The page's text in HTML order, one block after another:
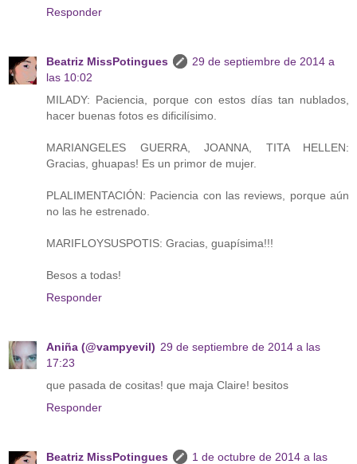
Responder
Beatriz MissPotingues
29 de septiembre de 2014 a
las 10:02
MILADY: Paciencia, porque con estos días tan nublados,
hacer buenas fotos es dificilísimo.
MARIANGELES GUERRA, JOANNA, TITA HELLEN:
Gracias, ghuapas! Es un primor de mujer.
PLALIMENTACIÓN: Paciencia con las reviews, porque aún
no las he estrenado.
MARIFLOYSUSPOTIS: Gracias, guapísima!!!
Besos a todas!
Responder
Aniña (@vampyevil) 29 de septiembre de 2014 a las
17:23
que pasada de cositas! que maja Claire! besitos
Responder
Beatriz MissPotingues
1 de octubre de 2014 a las